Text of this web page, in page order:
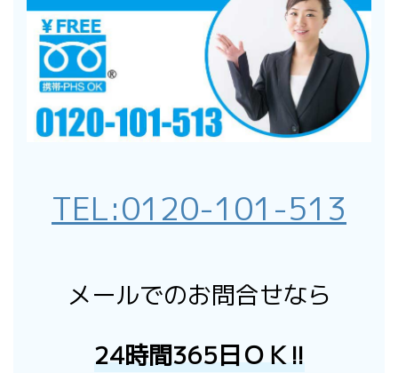
TEL:0120-101-513
メールでのお問合せなら
24時間365日ＯＫ!!